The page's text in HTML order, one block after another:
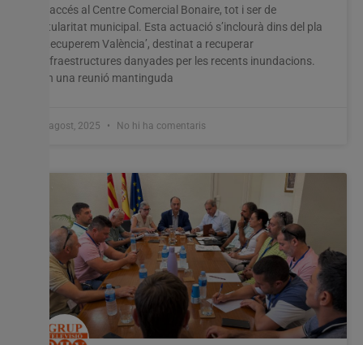
d’accés al Centre Comercial Bonaire, tot i ser de
titularitat municipal. Esta actuació s’inclourà dins del pla
‘Recuperem València’, destinat a recuperar
infraestructures danyades per les recents inundacions.
En una reunió mantinguda
8 agost, 2025 No hi ha comentaris